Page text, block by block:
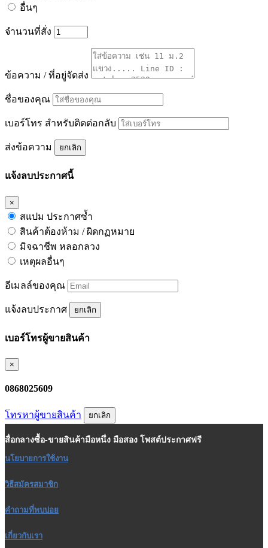
อื่นๆ
จำนวนที่สั่ง
ข้อความ / ที่อยู่จัดส่ง
ชื่อของคุณ
เบอร์โทร สำหรับติดต่อกลับ
ส่งข้อความ ยกเลิก
แจ้งลบประกาศนี้
×
สแปม ประกาศซ้ำ
สินค้าต้องห้าม / ผิดกฏหมาย
มิจฉาชีพ หลอกลวง
เหตุผลอื่นๆ
อีเมลล์ของคุณ
แจ้งลบประกาศ ยกเลิก
เบอร์โทรผู้ขายสินค้า
×
0868025609
โทรหาผู้ขายสินค้า ยกเลิก
สื่อกลางซื้อ-ขายสินค้ามือหนึ่ง มือสอง โพสต์ประกาศฟรี
นโยบายการใช้งาน
วิธีสมัครสมาชิก
คำถามที่พบบ่อย
เกี่ยวกับเรา